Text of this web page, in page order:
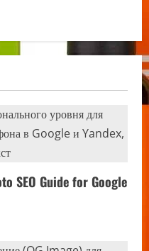
SEO Guide for Google